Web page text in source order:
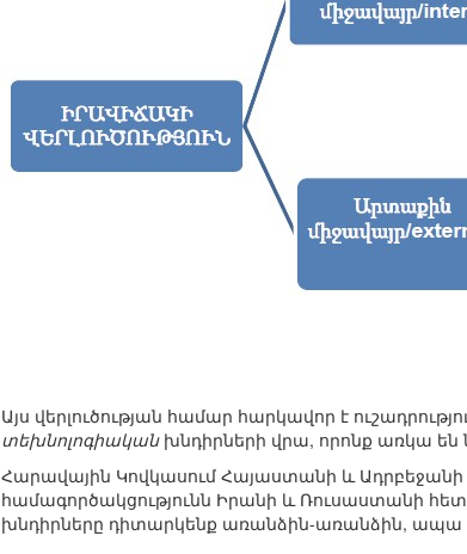
Այս վերլուծության համար հարկավոր է
տեխնոլոգիականխնդիրների վրա, որոնք առկա են
Հարավային Կովկասում Հայաստանի և
համագործակցությունն Իրանի և Ռուսաստանի
խնդիրները դիտարկենք առանձին-առանձին, ապա